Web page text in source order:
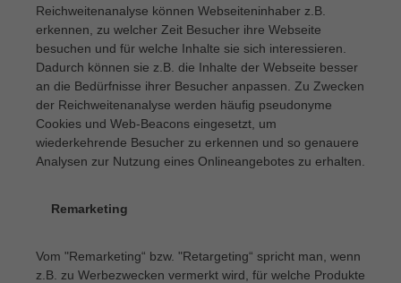
Reichweitenanalyse können Webseiteninhaber z.B.
erkennen, zu welcher Zeit Besucher ihre Webseite
besuchen und für welche Inhalte sie sich interessieren.
Dadurch können sie z.B. die Inhalte der Webseite besser
an die Bedürfnisse ihrer Besucher anpassen. Zu Zwecken
der Reichweitenanalyse werden häufig pseudonyme
Cookies und Web-Beacons eingesetzt, um
wiederkehrende Besucher zu erkennen und so genauere
Analysen zur Nutzung eines Onlineangebotes zu erhalten.
Remarketing
Vom "Remarketing“ bzw. "Retargeting“ spricht man, wenn
z.B. zu Werbezwecken vermerkt wird, für welche Produkte